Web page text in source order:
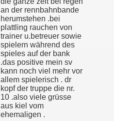
an der rennbahnbande
herumstehen .bei
plattling rauchen von
trainer u.betreuer sowie
spielern während des
spieles auf der bank
.das positive mein sv
kann noch viel mehr vor
allem spielerisch . dr
kopf der truppe die nr.
10 .also viele grüsse
aus kiel vom
ehemaligen .